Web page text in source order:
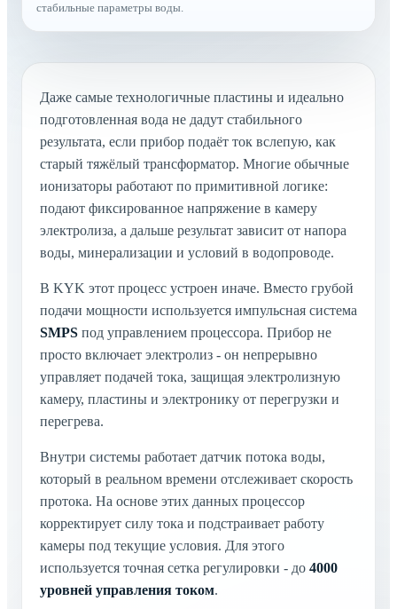
стабильные параметры воды.
Даже самые технологичные пластины и идеально
подготовленная вода не дадут стабильного
результата, если прибор подаёт ток вслепую, как
старый тяжёлый трансформатор. Многие обычные
ионизаторы работают по примитивной логике:
подают фиксированное напряжение в камеру
электролиза, а дальше результат зависит от напора
воды, минерализации и условий в водопроводе.
В KYK этот процесс устроен иначе. Вместо грубой
подачи мощности используется импульсная система
SMPS под управлением процессора. Прибор не
просто включает электролиз - он непрерывно
управляет подачей тока, защищая электролизную
камеру, пластины и электронику от перегрузки и
перегрева.
Внутри системы работает датчик потока воды,
который в реальном времени отслеживает скорость
протока. На основе этих данных процессор
корректирует силу тока и подстраивает работу
камеры под текущие условия. Для этого
используется точная сетка регулировки - до 4000
уровней управления током.